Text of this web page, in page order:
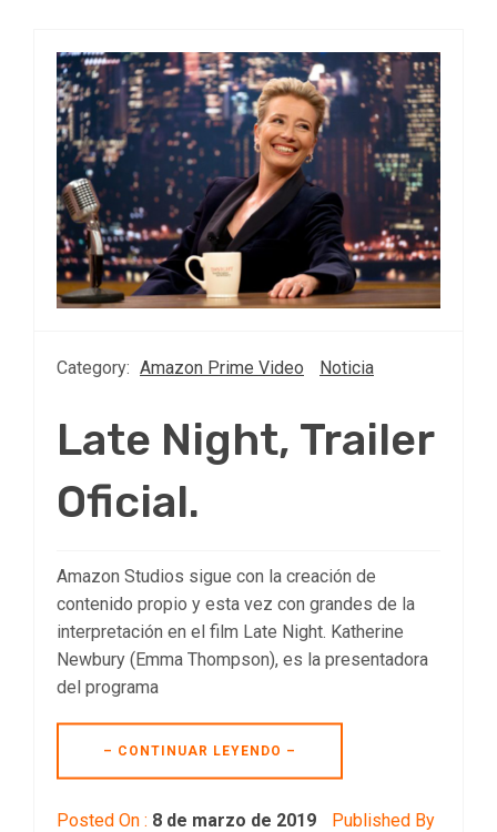
Category: Amazon Prime Video Noticia
Late Night, Trailer
Oficial.
Amazon Studios sigue con la creación de
contenido propio y esta vez con grandes de la
interpretación en el film Late Night. Katherine
Newbury (Emma Thompson), es la presentadora
del programa
– CONTINUAR LEYENDO –
Posted On : 8 de marzo de 2019
Published By